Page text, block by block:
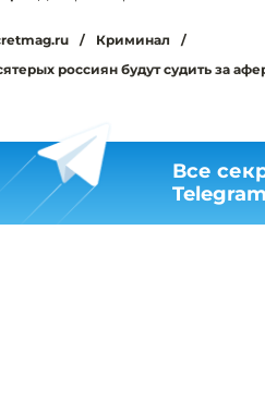
/ Криминал
/
россиян будут судить за
Все
Telegram